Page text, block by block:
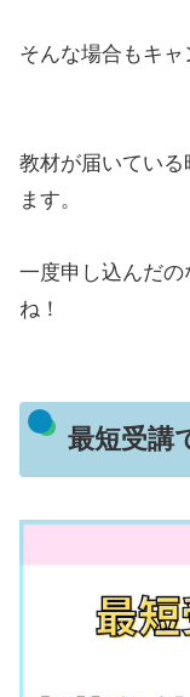
そんな場合もキャ
教材が届いてい
ます。
一度申し込んだの
ね！
最短受講